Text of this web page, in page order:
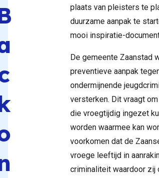
plaats van pleisters te
duurzame aanpak te
mooi inspiratie-
De gemeente Zaanstad
preventieve aanpak
ondermijnende
versterken. Dit vraagt
die vroegtijdig ingezet
worden waarmee kan
voorkomen dat de
vroege leeftijd in
criminaliteit waardoor zij